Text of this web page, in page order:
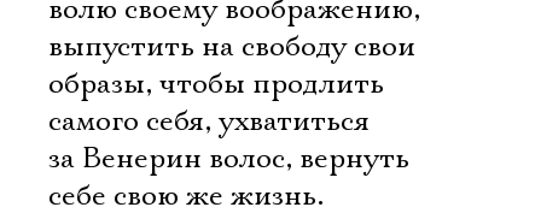
волю своему воображению,
выпустить на свободу свои
образы, чтобы продлить
самого себя, ухватиться
за Венерин волос, вернуть
себе свою же жизнь.